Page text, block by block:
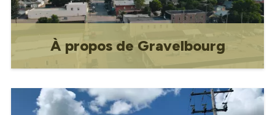
À propos de Gravelbourg